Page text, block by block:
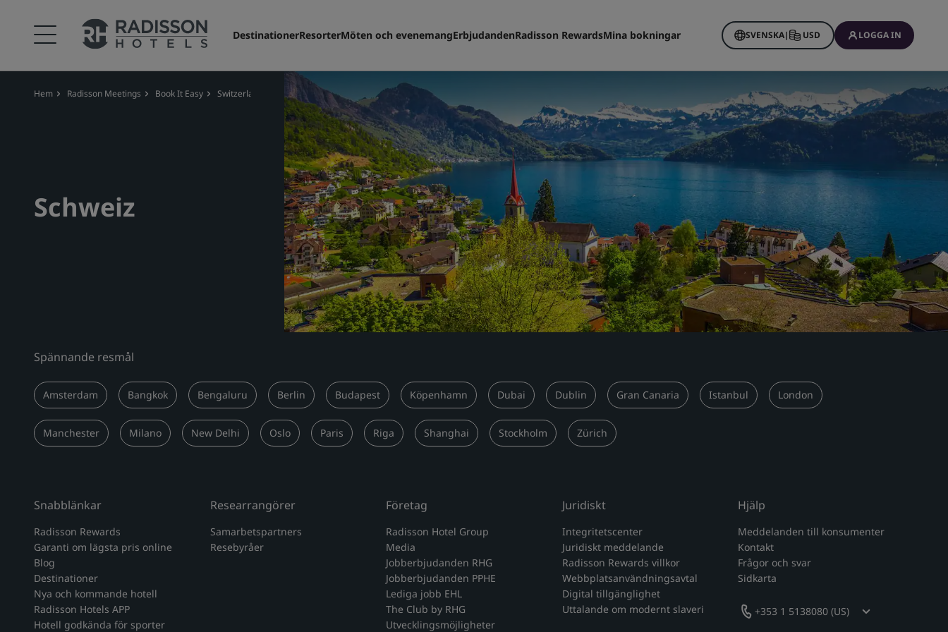
DestinationerResorterMöten och evenemangErbjudandenRadisson RewardsMina bokningar SVENSKA| USD LOGGA IN
Hem Radisson Meetings Book It Easy Switzerland
Schweiz
Spännande resmål
Amsterdam Bangkok Bengaluru Berlin Budapest Köpenhamn Dubai Dublin Gran Canaria Istanbul London
Manchester Milano New Delhi Oslo Paris Riga Shanghai Stockholm Zürich
Snabblänkar
Radisson Rewards
Garanti om lägsta pris online
Blog
Destinationer
Nya och kommande hotell
Radisson Hotels APP
Hotell godkända för sporter
Researrangörer
Samarbetspartners
Resebyråer
Företag
Radisson Hotel Group
Media
Jobberbjudanden RHG
Jobberbjudanden PPHE
Lediga jobb EHL
The Club by RHG
Utvecklingsmöjligheter
Juridiskt
Integritetscenter
Juridiskt meddelande
Radisson Rewards villkor
Webbplatsanvändningsavtal
Digital tillgänglighet
Uttalande om modernt slaveri
Hjälp
Meddelanden till konsumenter
Kontakt
Frågor och svar
Sidkarta
+353 1 5138080 (US)